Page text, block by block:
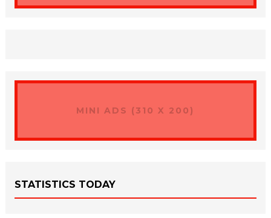
MINI ADS (310 X 200)
STATISTICS TODAY